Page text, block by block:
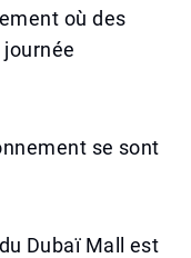
où des
se sont
Dubaï Mall est